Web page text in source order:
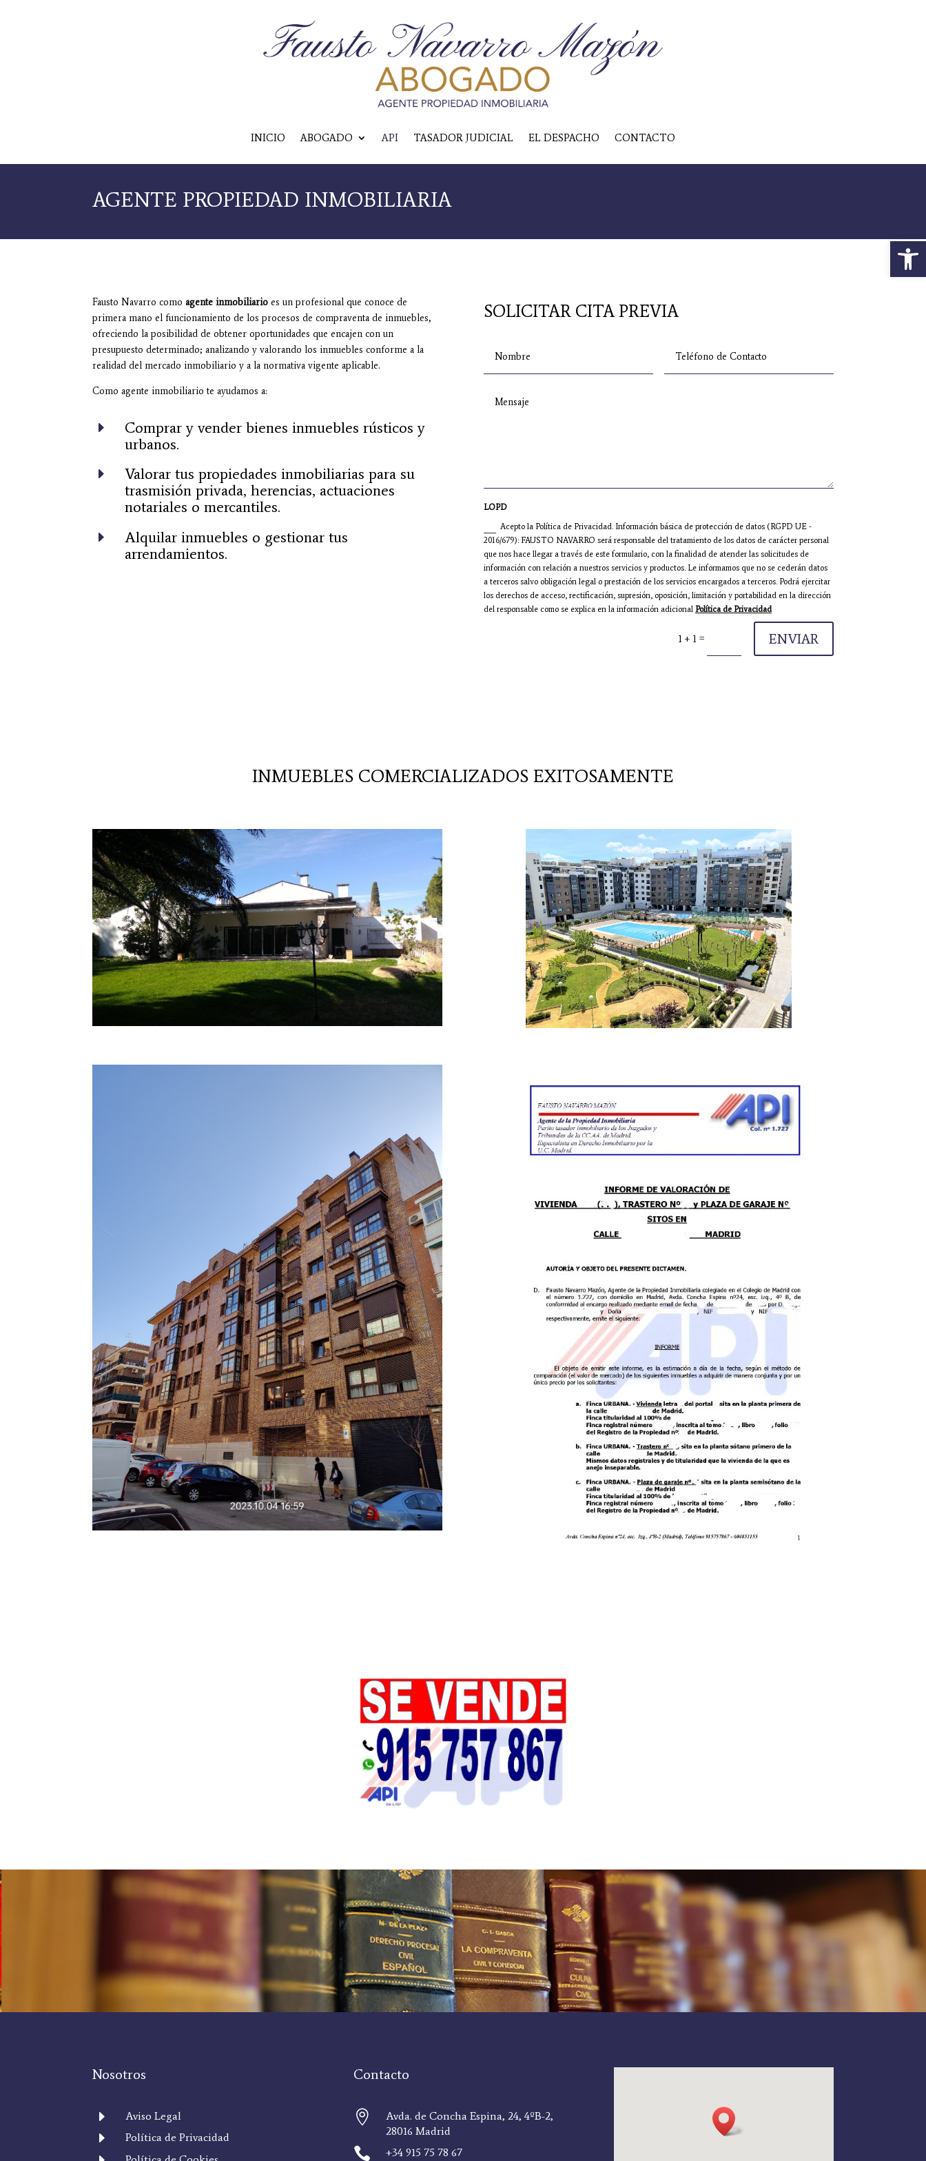
Abrir
INICIO ABOGADO API TASADOR JUDICIAL EL DESPACHO CONTACTO
AGENTE PROPIEDAD INMOBILIARIA
Fausto Navarro comoagente inmobiliario es un profesional que conoce de
primera mano el funcionamiento de los procesos de compraventa de inmuebles,
ofreciendo la posibilidad de obtener oportunidades que encajen con un
presupuesto determinado; analizando y valorando los inmuebles conforme a la
realidad del mercado inmobiliario y a la normativa vigente aplicable.
Como agente inmobiliario te ayudamos a:
E
Comprar y vender bienes inmuebles rústicos y
urbanos.
E
Valorar tus propiedades inmobiliarias para su
trasmisión privada, herencias, actuaciones
notariales o mercantiles.
E
Alquilar inmuebles o gestionar tus
arrendamientos.
SOLICITAR CITA PREVIA
LOPD
Acepto la Política de Privacidad. Información básica de protección de datos (RGPD UE -
2016/679): FAUSTO NAVARRO será responsable del tratamiento de los datos de carácter personal
que nos hace llegar a través de este formulario, con la finalidad de atender las solicitudes de
información con relación a nuestros servicios y productos. Le informamos que no se cederán datos
a terceros salvo obligación legal o prestación de los servicios encargados a terceros. Podrá ejercitar
los derechos de acceso, rectificación, supresión, oposición, limitación y portabilidad en la dirección
del responsable como se explica en la información adicional Política de Privacidad
1 + 1 = ENVIAR
INMUEBLES COMERCIALIZADOS EXITOSAMENTE
Nosotros
E Aviso Legal
E Política de Privacidad
Contacto

Avda. de Concha Espina, 24, 4ºB-2,
28016 Madrid
 +34 915 75 78 67